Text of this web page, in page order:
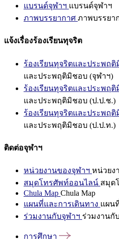
แบรนด์จุฬาฯ แบรนด์จุฬาฯ
ภาพบรรยากาศ ภาพบรรยา
แจ้งเรื่องร้องเรียนทุจริต
ร้องเรียนทุจริตและประพฤ
และประพฤติมิชอบ (จุฬาฯ)
ร้องเรียนทุจริตและประพฤ
และประพฤติมิชอบ (ป.ป.ช.)
ร้องเรียนทุจริตและประพฤ
และประพฤติมิชอบ (ป.ป.ท.)
ติดต่อจุฬาฯ
หน่วยงานของจุฬาฯ หน่วยง
สมุดโทรศัพท์ออนไลน์ สมุด
Chula Map Chula Map
แผนที่และการเดินทาง แผน
ร่วมงานกับจุฬาฯ ร่วมงานกั
การศึกษา